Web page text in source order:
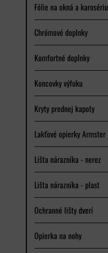
Fólie na okná a karosériu
Chrómové doplnky
Komfortné doplnky
Koncovky výfuku
Kryty prednej kapoty
Lakťové opierky Armster
Lišta nárazníka - nerez
Lišta nárazníka - plast
Ochranné lišty dverí
Opierka na nohy